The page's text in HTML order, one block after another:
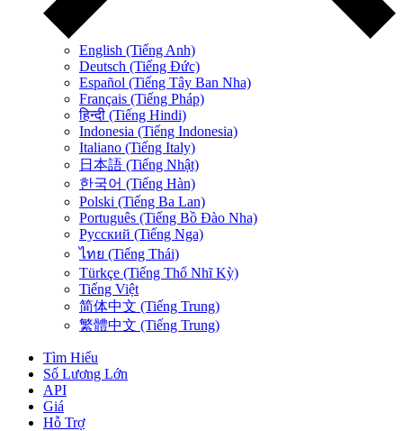
English (Tiếng Anh)
Deutsch (Tiếng Đức)
Español (Tiếng Tây Ban Nha)
Français (Tiếng Pháp)
हिन्दी (Tiếng Hindi)
Indonesia (Tiếng Indonesia)
Italiano (Tiếng Italy)
日本語 (Tiếng Nhật)
한국어 (Tiếng Hàn)
Polski (Tiếng Ba Lan)
Português (Tiếng Bồ Đào Nha)
Русский (Tiếng Nga)
ไทย (Tiếng Thái)
Türkçe (Tiếng Thổ Nhĩ Kỳ)
Tiếng Việt
简体中文 (Tiếng Trung)
繁體中文 (Tiếng Trung)
Tìm Hiểu
Số Lương Lớn
API
Giá
Hỗ Trợ